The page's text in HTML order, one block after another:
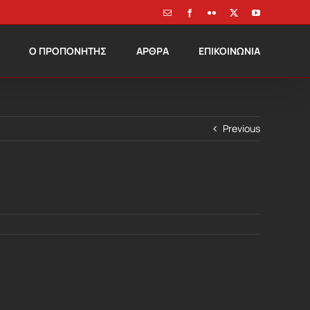
Email FacebookFlickr YouTube
Ο ΠΡΟΠΟΝΗΤΗΣ ΑΡΘΡΑ ΕΠΙΚΟΙΝΩΝΙΑ
Previous